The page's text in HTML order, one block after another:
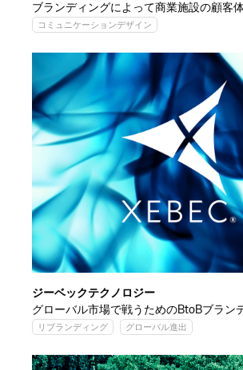
ブランディングによって商業施設の顧客
コミュニケーションデザイン
ジーベックテクノロジー
グローバル市場で戦うためのBtoBブラン
リブランディング グローバル進出